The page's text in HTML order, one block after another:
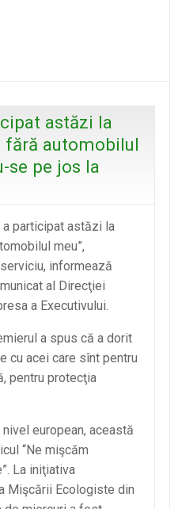
astăzi la
fără automobilul
se pe jos la
participat astăzi la
meu”,
informează
al Direcţiei
a Executivului.
a spus că a dorit
cu acei care sînt pentru
pentru protecţia
european, această
“Ne mişcăm
La iniţiativa
Mişcării Ecologiste din